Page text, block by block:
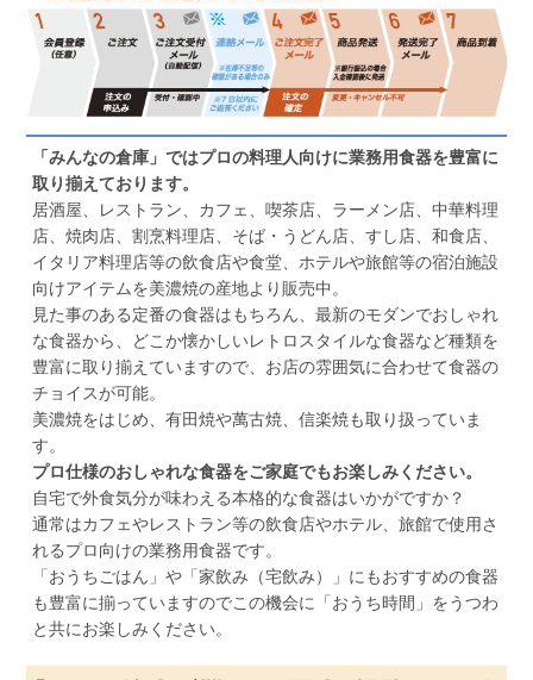
「みんなの倉庫」ではプロの料理人向けに業務用食器を豊富に
取り揃えております。
居酒屋、レストラン、カフェ、喫茶店、ラーメン店、中華料理
店、焼肉店、割烹料理店、そば・うどん店、すし店、和食店、
イタリア料理店等の飲食店や食堂、ホテルや旅館等の宿泊施設
向けアイテムを美濃焼の産地より販売中。
見た事のある定番の食器はもちろん、最新のモダンでおしゃれ
な食器から、どこか懐かしいレトロスタイルな食器など種類を
豊富に取り揃えていますので、お店の雰囲気に合わせて食器の
チョイスが可能。
美濃焼をはじめ、有田焼や萬古焼、信楽焼も取り扱っていま
す。
プロ仕様のおしゃれな食器をご家庭でもお楽しみください。
自宅で外食気分が味わえる本格的な食器はいかがですか？
通常はカフェやレストラン等の飲食店やホテル、旅館で使用さ
れるプロ向けの業務用食器です。
「おうちごはん」や「家飲み（宅飲み）」にもおすすめの食器
も豊富に揃っていますのでこの機会に「おうち時間」をうつわ
と共にお楽しみください。